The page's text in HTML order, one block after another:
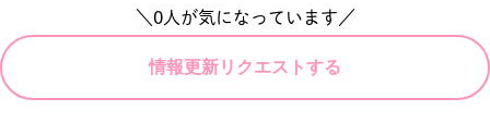
＼ 0人が気になっています／
情報更新リクエストする